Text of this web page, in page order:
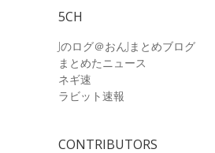
5CH
Jのログ＠おんJまとめブログ
まとめたニュース
ネギ速
ラビット速報
CONTRIBUTORS